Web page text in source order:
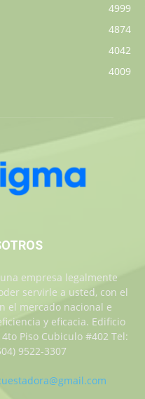
4999
4874
4042
4009
empresa legalmente
servirle a usted, con el
el mercado nacional e
y eficacia. Edificio
Piso Cubiculo #402 Tel:
9522-3307